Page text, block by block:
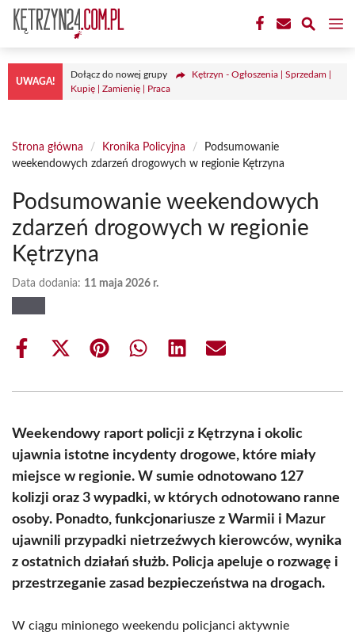
Przejdź
treści
UWAGA!
Dołącz do nowej grupy
Kętrzyn - Ogłoszenia | Sprzedam |
Kupię | Zamienię | Praca
Strona główna / Kronika Policyjna /
Podsumowanie
weekendowych zdarzeń drogowych w regionie Kętrzyna
Podsumowanie weekendowych
zdarzeń drogowych w regionie
Kętrzyna
Data dodania: 11 maja 2026 r.
Share
Share
(Twitter)
Share Share Share Share
Weekendowy raport policji z Kętrzyna i okolic
ujawnia istotne incydenty drogowe, które miały
miejsce w regionie. W sumie odnotowano 127
kolizji oraz 3 wypadki, w których odnotowano ranne
osoby. Ponadto, funkcjonariusze z Warmii i Mazur
ujawnili przypadki nietrzeźwych kierowców, wynika
z ostatnich działań służb. Policja apeluje o rozwagę i
przestrzeganie zasad bezpieczeństwa na drogach.
W ciągu minionego weekendu policjanci aktywnie